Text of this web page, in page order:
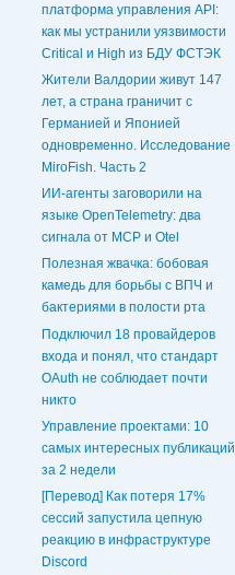
платформа управления API:
как мы устранили уязвимости
Critical и High из БДУ ФСТЭК
Жители Валдории живут 147
лет, а страна граничит с
Германией и Японией
одновременно. Исследование
MiroFish. Часть 2
ИИ-агенты заговорили на
языке OpenTelemetry: два
сигнала от MCP и Otel
Полезная жвачка: бобовая
камедь для борьбы с ВПЧ и
бактериями в полости рта
Подключил 18 провайдеров
входа и понял, что стандарт
OAuth не соблюдает почти
никто
Управление проектами: 10
самых интересных публикаций
за 2 недели
[Перевод] Как потеря 17%
сессий запустила цепную
реакцию в инфраструктуре
Discord